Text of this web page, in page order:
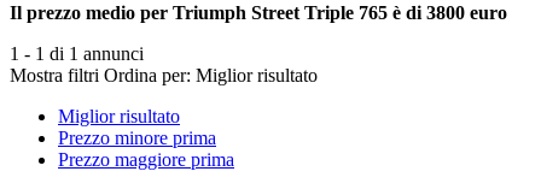
Il prezzo medio per Triumph Street Triple 765 è di 3800 euro
1 - 1 di 1 annunci
Mostra filtri Ordina per: Miglior risultato
Miglior risultato
Prezzo minore prima
Prezzo maggiore prima